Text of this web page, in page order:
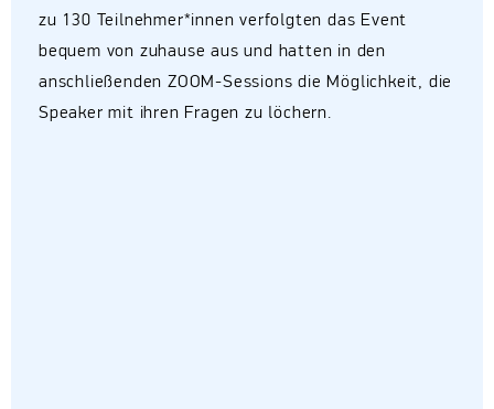
zu 130 Teilnehmer*innen verfolgten das Event
bequem von zuhause aus und hatten in den
anschließenden ZOOM-Sessions die Möglichkeit, die
Speaker mit ihren Fragen zu löchern.